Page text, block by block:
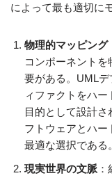
によって最も適切に
物理的マッピング
コンポーネント
要がある。UML
ィファクトをハ
目的として設計
フトウェアとハー
最適な選択である。
現実世界の文脈